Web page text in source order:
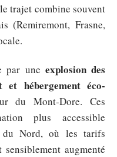
trajet combine souvent
(Remiremont, Frasne,
par une explosion des
hébergement éco-
du Mont-Dore. Ces
plus accessible
du Nord, où les tarifs
augmenté